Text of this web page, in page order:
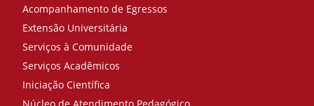
Acompanhamento de Egressos
Extensão Universitária
Serviços à Comunidade
Serviços Acadêmicos
Iniciação Científica